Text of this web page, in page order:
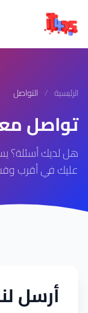
الرئيسية / التواصل
تواصل
هل لديك أسئلة؟
عليك في أقرب
أرسل